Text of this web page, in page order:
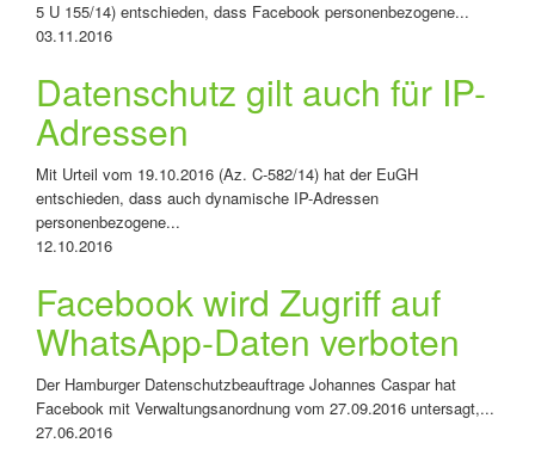
5 U 155/14) entschieden, dass Facebook personenbezogene...
03.11.2016
Datenschutz gilt auch für IP-
Adressen
Mit Urteil vom 19.10.2016 (Az. C-582/14) hat der EuGH
entschieden, dass auch dynamische IP-Adressen
personenbezogene...
12.10.2016
Facebook wird Zugriff auf
WhatsApp-Daten verboten
Der Hamburger Datenschutzbeauftrage Johannes Caspar hat
Facebook mit Verwaltungsanordnung vom 27.09.2016 untersagt,...
27.06.2016